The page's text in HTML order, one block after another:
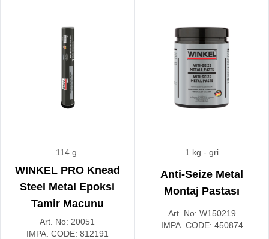
114 g
WINKEL PRO Knead
Steel Metal Epoksi
Tamir Macunu
Art. No: 20051
IMPA. CODE: 812191
1 kg - gri
Anti-Seize Metal
Montaj Pastası
Art. No: W150219
IMPA. CODE: 450874